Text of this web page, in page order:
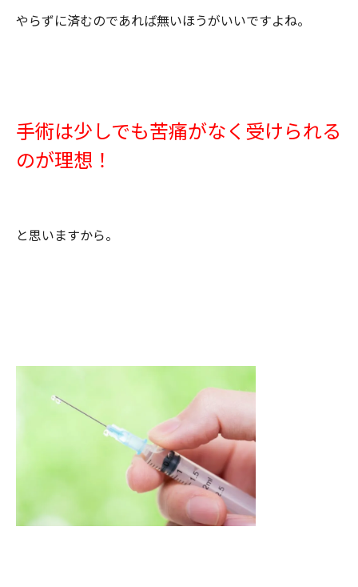
やらずに済むのであれば無いほうがいいですよね。
手術は少しでも苦痛がなく受けられる
のが理想！
と思いますから。